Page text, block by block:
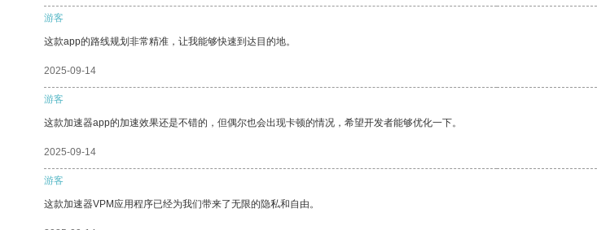
游客
这款app的路线规划非常精准，让我能够快速到达目的地。
2025-09-14
游客
这款加速器app的加速效果还是不错的，但偶尔也会出现卡顿的情况，希望开发者能够优化一下。
2025-09-14
游客
这款加速器VPM应用程序已经为我们带来了无限的隐私和自由。